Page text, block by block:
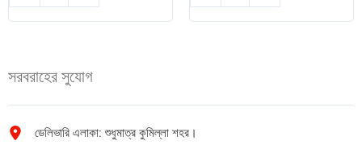
ফুল
ক্রিম
500gm
মির্জাপুর
সেরা
সরবরাহের সুযোগ
ডেলিভারি এলাকা: শুধুমাত্র কুমিল্লা শহর।